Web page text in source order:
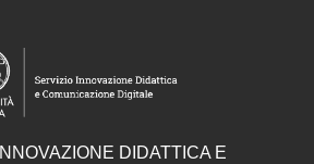
INNOVAZIONE DIDATTICA E